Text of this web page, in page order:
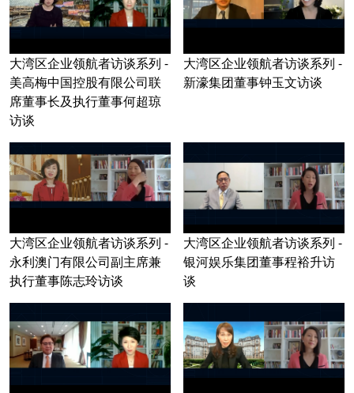
大湾区企业领航者访谈系列 -
美高梅中国控股有限公司联
席董事长及执行董事何超琼
访谈
大湾区企业领航者访谈系列 -
新濠集团董事钟玉文访谈
大湾区企业领航者访谈系列 -
永利澳门有限公司副主席兼
执行董事陈志玲访谈
大湾区企业领航者访谈系列 -
银河娱乐集团董事程裕升访
谈